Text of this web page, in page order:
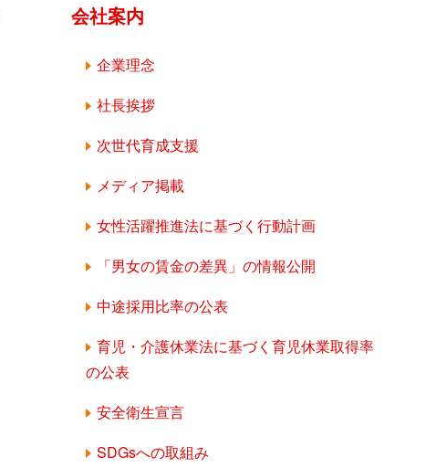
会社案内
企業理念
社長挨拶
次世代育成支援
メディア掲載
女性活躍推進法に基づく行動計画
「男女の賃金の差異」の情報公開
中途採用比率の公表
育児・介護休業法に基づく育児休業取得率
の公表
安全衛生宣言
SDGsへの取組み